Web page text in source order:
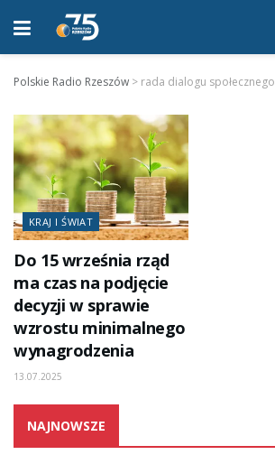
Polskie Radio Rzeszów > rada dialogu społecznego
KRAJ I ŚWIAT
Do 15 września rząd
ma czas na podjęcie
decyzji w sprawie
wzrostu minimalnego
wynagrodzenia
13.07.2025
NAJNOWSZE